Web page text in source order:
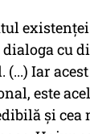
cu
Iar
este
şi cea